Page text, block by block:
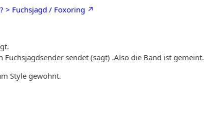
> Fuchsjagd / Foxoring
sendet (sagt) .Also die Band ist gemeint.
Style gewohnt.